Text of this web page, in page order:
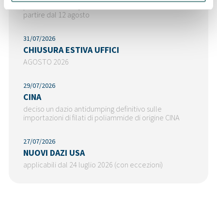
pubblicate le FAQ della Commissione - cosa fare a
partire dal 12 agosto
31/07/2026
CHIUSURA ESTIVA UFFICI
AGOSTO 2026
29/07/2026
CINA
deciso un dazio antidumping definitivo sulle
importazioni di filati di poliammide di origine CINA
27/07/2026
NUOVI DAZI USA
applicabili dal 24 luglio 2026 (con eccezioni)